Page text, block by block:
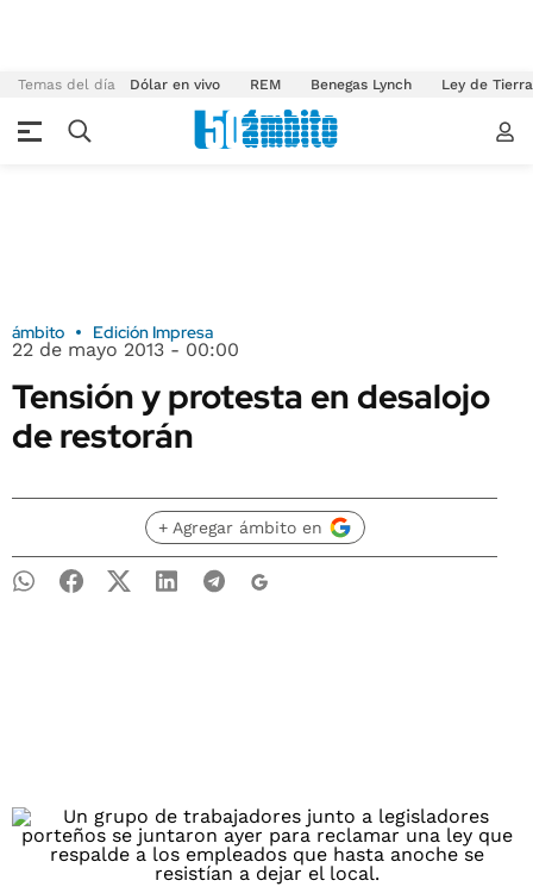
Temas del día Dólar en vivo REM Benegas Lynch Ley de
ámbito Edición Impresa
22 de mayo 2013 - 00:00
Tensión y protesta en desalojo
de restorán
+ Agregar ámbito en